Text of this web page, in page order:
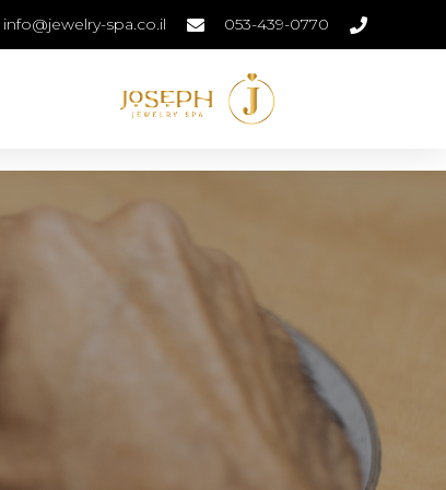
053-439-0770
info@jewelry-spa.co.il